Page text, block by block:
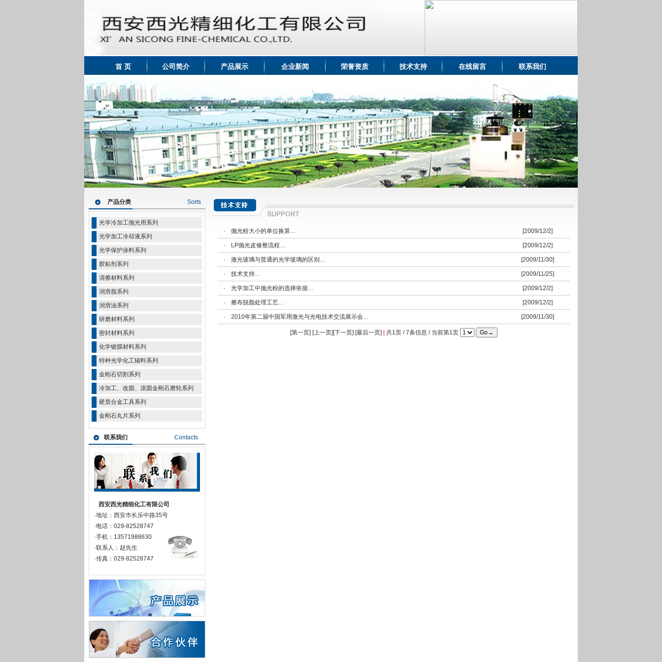
首 页 公司简介 产品展示 企业新闻 荣誉资质 技术支持 在线留言 联系我们
产品分类 Sorts
光学冷加工抛光用系列
光学加工冷却液系列
光学保护涂料系列
胶粘剂系列
清擦材料系列
润滑脂系列
润滑油系列
研磨材料系列
密封材料系列
化学镀膜材料系列
特种光学化工辅料系列
金刚石切割系列
冷加工、改圆、滚圆金刚石磨轮系列
硬质合金工具系列
金刚石丸片系列
联系我们 Contacts
西安西光精细化工有限公司
·地址：西安市长乐中路35号
·电话：029-82528747
·手机：13571988630
·联系人：赵先生
·传真：029-82528747
· 抛光粉大小的单位换算… [2009/12/2]
· LP抛光皮修整流程… [2009/12/2]
· 激光玻璃与普通的光学玻璃的区别 … [2009/11/30]
· 技术支持… [2009/11/25]
· 光学加工中抛光粉的选择依据… [2009/12/2]
· 擦布脱脂处理工艺… [2009/12/2]
· 2010年第二届中国军用激光与光电技术交流展示会… [2009/11/30]
[第一页] [上一页][下一页] [最后一页] 共1页 / 7条信息 / 当前第1页